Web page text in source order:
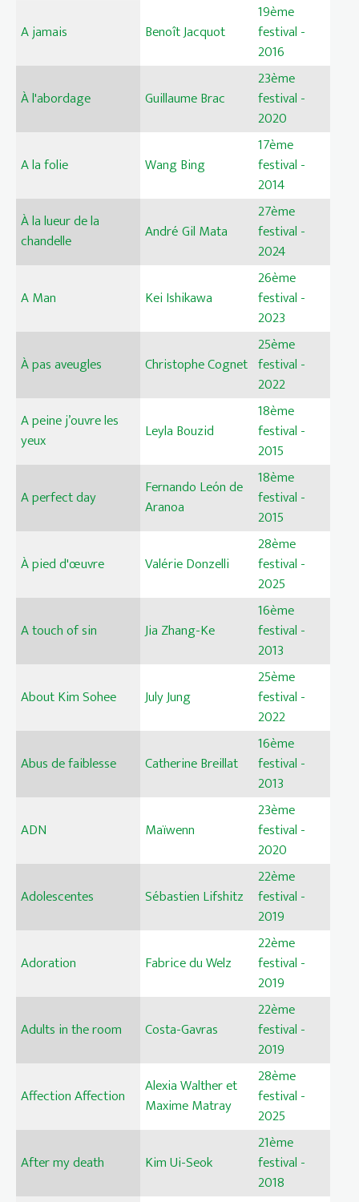
A jamais Benoît Jacquot
19ème
festival -
2016
À l'abordage Guillaume Brac
23ème
festival -
2020
A la folie Wang Bing
17ème
festival -
2014
À la lueur de la
chandelle
André Gil Mata
27ème
festival -
2024
A Man Kei Ishikawa
26ème
festival -
2023
À pas aveugles Christophe Cognet
25ème
festival -
2022
A peine j’ouvre les
yeux
Leyla Bouzid
18ème
festival -
2015
A perfect day
Fernando León de
Aranoa
18ème
festival -
2015
À pied d'œuvre Valérie Donzelli
28ème
festival -
2025
A touch of sin Jia Zhang-Ke
16ème
festival -
2013
About Kim Sohee July Jung
25ème
festival -
2022
Abus de faiblesse Catherine Breillat
16ème
festival -
2013
ADN Maïwenn
23ème
festival -
2020
Adolescentes Sébastien Lifshitz
22ème
festival -
2019
Adoration Fabrice du Welz
22ème
festival -
2019
Adults in the room Costa-Gavras
22ème
festival -
2019
Affection Affection
Alexia Walther et
Maxime Matray
28ème
festival -
2025
After my death Kim Ui-Seok
21ème
festival -
2018